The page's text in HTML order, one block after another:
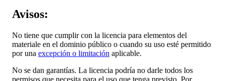
Avisos:
No tiene que cumplir con la licencia para elementos del
materiale en el dominio público o cuando su uso esté permitido
por una excepción o limitación aplicable.
No se dan garantías. La licencia podría no darle todos los
permisos que necesita para el uso que tenga previsto. Por